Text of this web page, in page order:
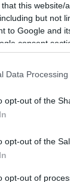
that this
but not
to Google and
consent
Data
opt-out of the
opt-out of the
opt-out of
János